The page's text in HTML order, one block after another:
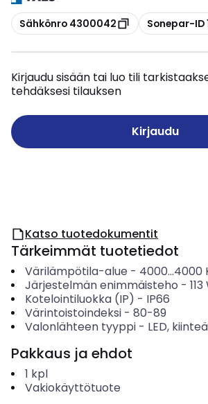
Kopioi
Sähkönro 4300042 Kopioi
Sonepar-ID
Kirjaudu sisään tai luo tili
tehdäksesi tilauksen
Kirjaudu
Katso tuotedokumentit
Tärkeimmät tuotetiedot
Värilämpötila-alue - 4000...4000
Järjestelmän enimmäisteho - 113
Kotelointiluokka (IP) - IP66
Värintoistoindeksi- 80-89
Valonlähteen tyyppi- LED, kiinteä
Pakkaus ja ehdot
1 kpl
Vakiokäyttötuote